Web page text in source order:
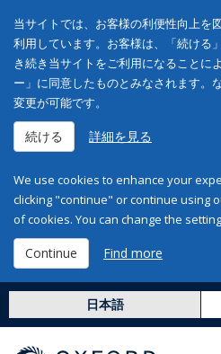
当サイトでは、お客様の利便性向上を
利用しています。お客様は、「続ける
き続き当サイトをご利用になることに
ー」に同意したものとみなされます。
変更が可能です。
続ける 詳細を見る
We use cookies to enhance your
clicking "continue" or continue using
of cookies. You can change the
Continue Find more
日本語